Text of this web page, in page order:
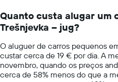
categories.
The
has
1
Y
axis
Quanto custa alugar um
Trešnjevka – jug?
O aluguer de carros pequenos
custar cerca de 19 € por dia. A
novembro, quando os preços
cerca de 58% menos do que a